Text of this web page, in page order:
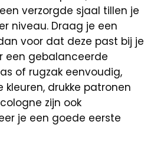
verzorgde sjaal tillen je
niveau. Draag je een
voor dat deze past bij je
een gebalanceerde
of rugzak eenvoudig,
kleuren, drukke patronen
zijn ook
je een goede eerste